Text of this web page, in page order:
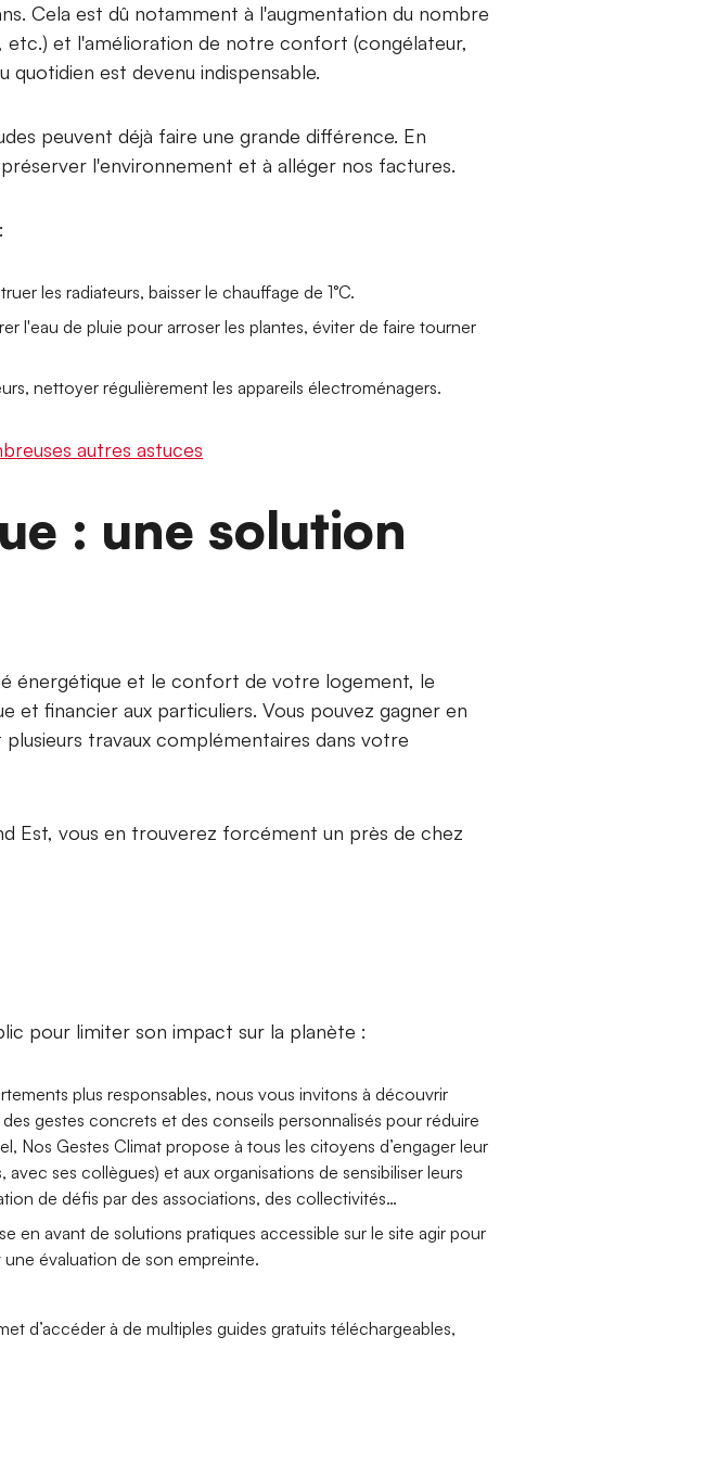
Cela est dû notamment à l'augmentation du nombre
etc.) et l'amélioration de notre confort (congélateur,
est devenu indispensable.
peuvent déjà faire une grande différence. En
l'environnement et à alléger nos factures.
les radiateurs, baisser le chauffage de 1°C.
l'eau de pluie pour arroser les plantes, éviter de faire tourner
nettoyer régulièrement les appareils électroménagers.
autres astuces
: une solution
énergétique et le confort de votre logement, le
et financier aux particuliers. Vous pouvez gagner en
travaux complémentaires dans votre
Est, vous en trouverez forcément un près de chez
pour limiter son impact sur la planète :
plus responsables, nous vous invitons à découvrir
gestes concrets et des conseils personnalisés pour réduire
Nos Gestes Climat propose à tous les citoyens d’engager leur
ses collègues) et aux organisations de sensibiliser leurs
de défis par des associations, des collectivités…
en avant de solutions pratiques accessible sur le site agir pour
évaluation de son empreinte.
d’accéder à de multiples guides gratuits téléchargeables,